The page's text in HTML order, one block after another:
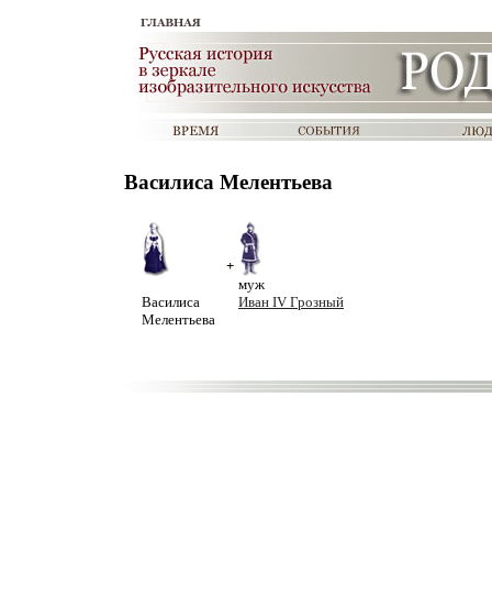
Василиса Мелентьева
Василиса
Мелентьева
+
муж
Иван IV Грозный